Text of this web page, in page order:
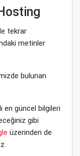
tekrar
metinler
bulunan
en güncel bilgileri
gibi
üzerinden de